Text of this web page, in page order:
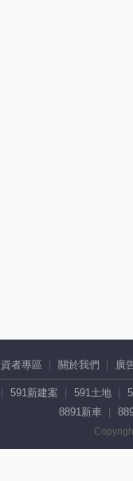
者專區 關於我們 廣
591新建案 591土地
8891新車